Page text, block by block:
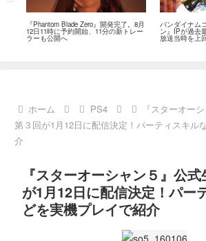
『Phantom Blade Zero』開発完了。8月
12日11時に予約開始、11分の新トレー
ラーも公開へ
バンダイナム
ン』IPが過去
放送当時を上
ホーム PS4
『スターオー
第３回が1月12日に配信決定！パーティスキル
介
『スターオーシャン５』公
が1月12日に配信決定！パー
どを実機プレイで紹介